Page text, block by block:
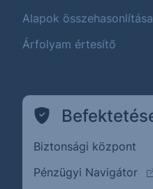
Alapok összehasonlítása
Árfolyam értesítő
Biztonsági központ
Pénzügyi Navigátor